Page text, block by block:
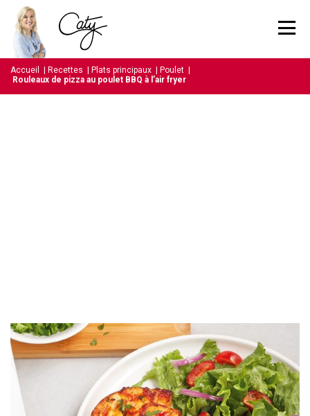
Accueil Recettes Plats principaux Poulet
Rouleaux de pizza au poulet BBQ à l’air fryer